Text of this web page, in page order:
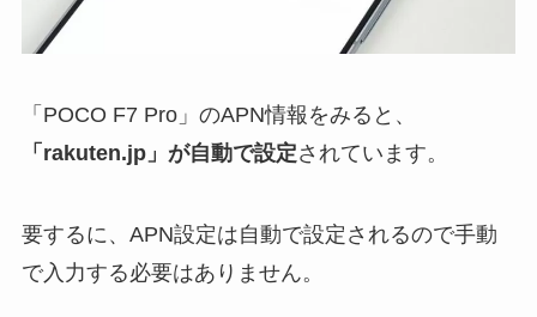
「POCO F7 Pro」のAPN情報をみると、
「rakuten.jp」が自動で設定されています。
要するに、APN設定は自動で設定されるので手動
で入力する必要はありません。